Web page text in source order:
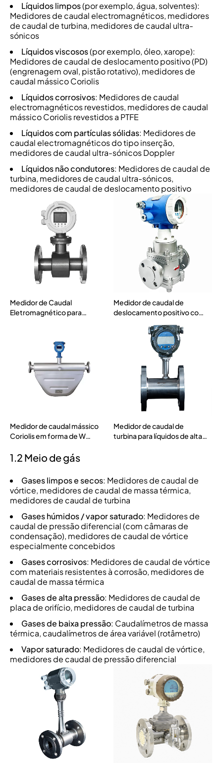
Líquidos limpos(por exemplo, água, solventes):
Medidores de caudal electromagnéticos, medidores
de caudal de turbina, medidores de caudal ultra-
sónicos
Líquidos viscosos(por exemplo, óleo, xarope):
Medidores de caudal de deslocamento positivo (PD)
(engrenagem oval, pistão rotativo), medidores de
caudal mássico Coriolis
Líquidos corrosivos: Medidores de caudal
electromagnéticos revestidos, medidores de caudal
mássico Coriolis revestidos a PTFE
Líquidos com partículas sólidas: Medidores de
caudal electromagnéticos do tipo inserção,
medidores de caudal ultra-sónicos Doppler
Líquidos não condutores: Medidores de caudal de
turbina, medidores de caudal ultra-sónicos,
medidores de caudal de deslocamento positivo
Medidor de Caudal
Eletromagnético para
Medidor de caudal de
deslocamento positivo com
Medidor de caudal mássico
Coriolis em forma de W
Medidor de caudal de
turbina para líquidos de alta
1.2 Meio de gás
Gases limpos e secos: Medidores de caudal de
vórtice, medidores de caudal de massa térmica,
medidores de caudal de turbina
Gases húmidos / vapor saturado: Medidores de
caudal de pressão diferencial (com câmaras de
condensação), medidores de caudal de vórtice
especialmente concebidos
Gases corrosivos: Medidores de caudal de vórtice
com materiais resistentes à corrosão, medidores de
caudal de massa térmica
Gases de alta pressão: Medidores de caudal de
placa de orifício, medidores de caudal de turbina
Gases de baixa pressão: Caudalímetros de massa
térmica, caudalímetros de área variável (rotâmetro)
Vapor saturado: Medidores de caudal de vórtice,
medidores de caudal de pressão diferencial